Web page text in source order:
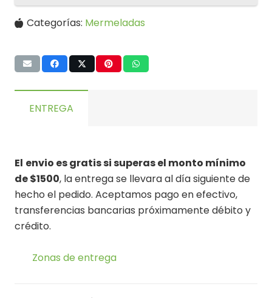
Categorías: Mermeladas
ENTREGA
El envio es gratis si superas el monto mínimo
de $1500, la entrega se llevara al día siguiente de
hecho el pedido. Aceptamos pago en efectivo,
transferencias bancarias próximamente débito y
crédito.
Zonas de entrega